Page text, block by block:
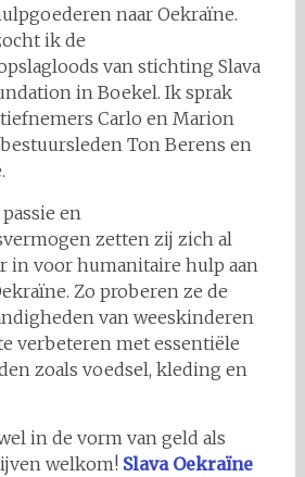
naar Oekraïne.
ik de
van stichting Slava
in Boekel. Ik sprak
Carlo en Marion
Ton Berens en
en
zetten zij zich al
in voor humanitaire hulp aan
Zo proberen ze de
van weeskinderen
verbeteren met essentiële
zoals voedsel, kleding en
in de vorm van geld als
welkom! Slava Oekraïne